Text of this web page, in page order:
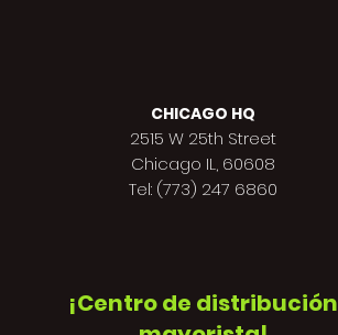
CHICAGO HQ
2515 W 25th Street
Chicago IL, 60608
Tel: (773) 247 6860
¡Centro de distribución